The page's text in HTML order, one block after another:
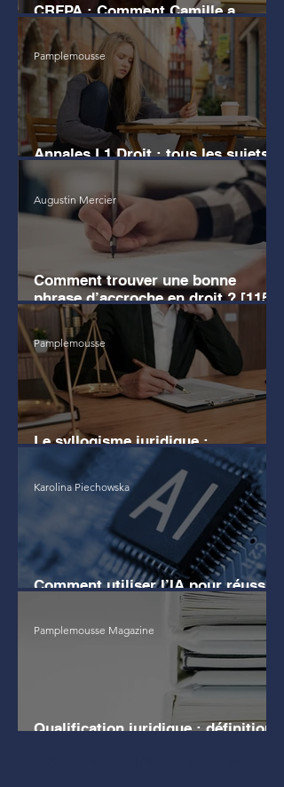
CRFPA : Comment Camille a
échoué au grand Oral
Annales L1 Droit : tous les sujets
d'examen
Pamplemousse
Comment trouver une bonne
phrase d’accroche en droit ? [115
EXEMPLES]
Augustin Mercier
Le syllogisme juridique :
définition, exemples clairs
Pamplemousse
Comment utiliser l’IA pour réussir
son commentaire d'arrêt ?
Karolina Piechowska
Qualification juridique : définition,
Pamplemousse Magazine